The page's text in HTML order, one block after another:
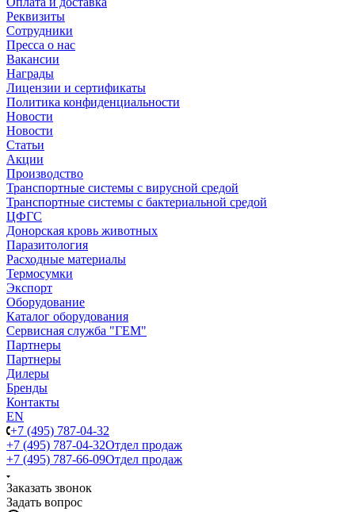
Реквизиты
Сотрудники
Пресса о нас
Вакансии
Награды
Лицензии и сертификаты
Политика конфиденциальности
Новости
Новости
Статьи
Акции
Производство
Транспортные системы с вирусной средой
Транспортные системы с бактериальной средой
ЦФГС
Донорская кровь животных
Паразитология
Расходные материалы
Термосумки
Экспорт
Оборудование
Каталог оборудования
Сервисная служба "ГЕМ"
Партнеры
Партнеры
Дилеры
Бренды
Контакты
EN
+7 (495) 787-04-32
+7 (495) 787-04-32Отдел продаж
+7 (495) 787-66-09Отдел продаж
Заказать звонок
Задать вопрос